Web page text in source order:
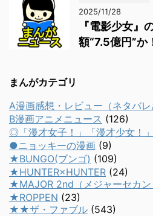
2025/11/28
『電影少女』
額“7.5億円”か
まんがカテゴリ
A漫画感想・レビュー（ネタバレ
B漫画アニメニュース (126)
◎「漫才女子！」「漫才少女！」
●ニョッキーの漫画 (9)
★BUNGO(ブンゴ) (109)
★HUNTER×HUNTER (24)
★MAJOR 2nd（メジャーセカン
★ROPPEN (23)
★★ザ・ファブル (543)